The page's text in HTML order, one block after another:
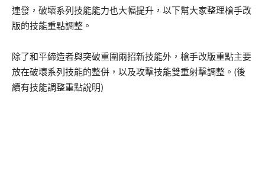
連發，破壞系列技能能力也大幅提升，以下幫大家整理槍手改
版的技能重點調整。
除了和平締造者與突破重圍兩招新技能外，槍手改版重點主要
放在破壞系列技能的整併，以及攻擊技能雙重射擊調整。(後
續有技能調整重點說明)